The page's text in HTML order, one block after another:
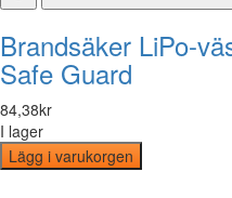
Brandsäker LiPo-
Safe Guard
84,38kr
I lager
Lägg i varukorgen